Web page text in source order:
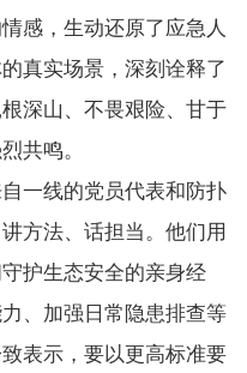
感，生动还原了应急人
真实场景，深刻诠释了
深山、不畏艰险、甘于
共鸣。
一线的党员代表和防扑
方法、话担当。他们用
护生态安全的亲身经
、加强日常隐患排查等
表示，要以更高标准要